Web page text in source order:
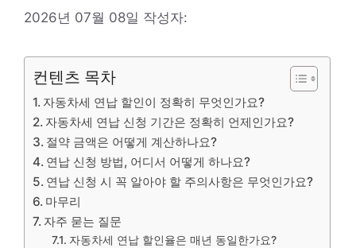
2026년 07월 08일 작성자:
컨텐츠 목차
자동차세 연납 할인이 정확히 무엇인가요?
자동차세 연납 신청 기간은 정확히 언제인가요?
절약 금액은 어떻게 계산하나요?
연납 신청 방법, 어디서 어떻게 하나요?
연납 신청 시 꼭 알아야 할 주의사항은 무엇인가요?
마무리
자주 묻는 질문
자동차세 연납 할인율은 매년 동일한가요?